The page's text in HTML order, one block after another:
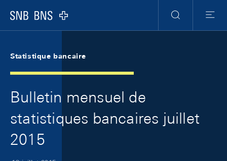
Logo
RechercheMenu
Statistique bancaire
Bulletin mensuel de
statistiques bancaires juillet
2015